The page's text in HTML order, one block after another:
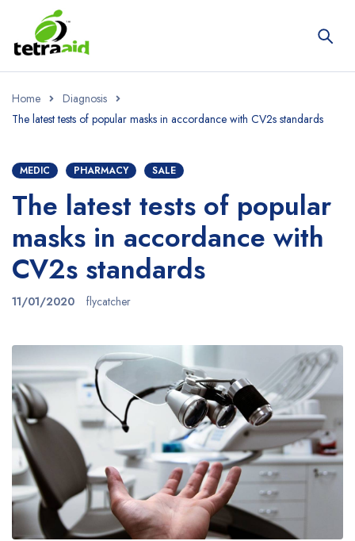
Home
Diagnosis
The latest tests of popular masks in accordance with CV2s standards
MEDIC PHARMACY SALE
The latest tests of popular
masks in accordance with
CV2s standards
11/01/2020 flycatcher